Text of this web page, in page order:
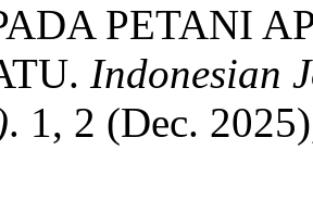
PETANI
Indonesian
. 1, 2 (Dec.